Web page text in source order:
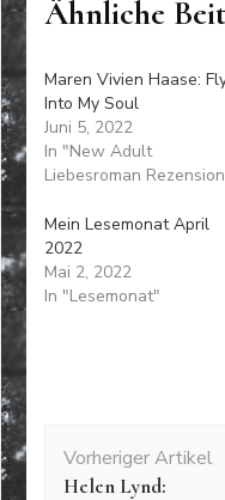
Ähnliche
Maren Vivien Haase:
Into My Soul
Juni 5, 2022
In "New Adult
Liebesroman
Mein Lesemonat April
2022
Mai 2, 2022
In "Lesemonat"
Vorheriger Artikel
Helen Lynd: